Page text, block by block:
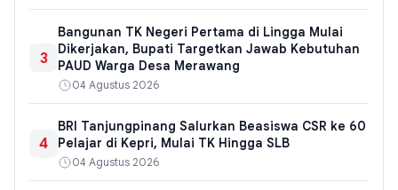
3
Bangunan TK Negeri Pertama di Lingga Mulai
Dikerjakan, Bupati Targetkan Jawab Kebutuhan
PAUD Warga Desa Merawang
04 Agustus 2026
4
BRI Tanjungpinang Salurkan Beasiswa CSR ke 60
Pelajar di Kepri, Mulai TK Hingga SLB
04 Agustus 2026